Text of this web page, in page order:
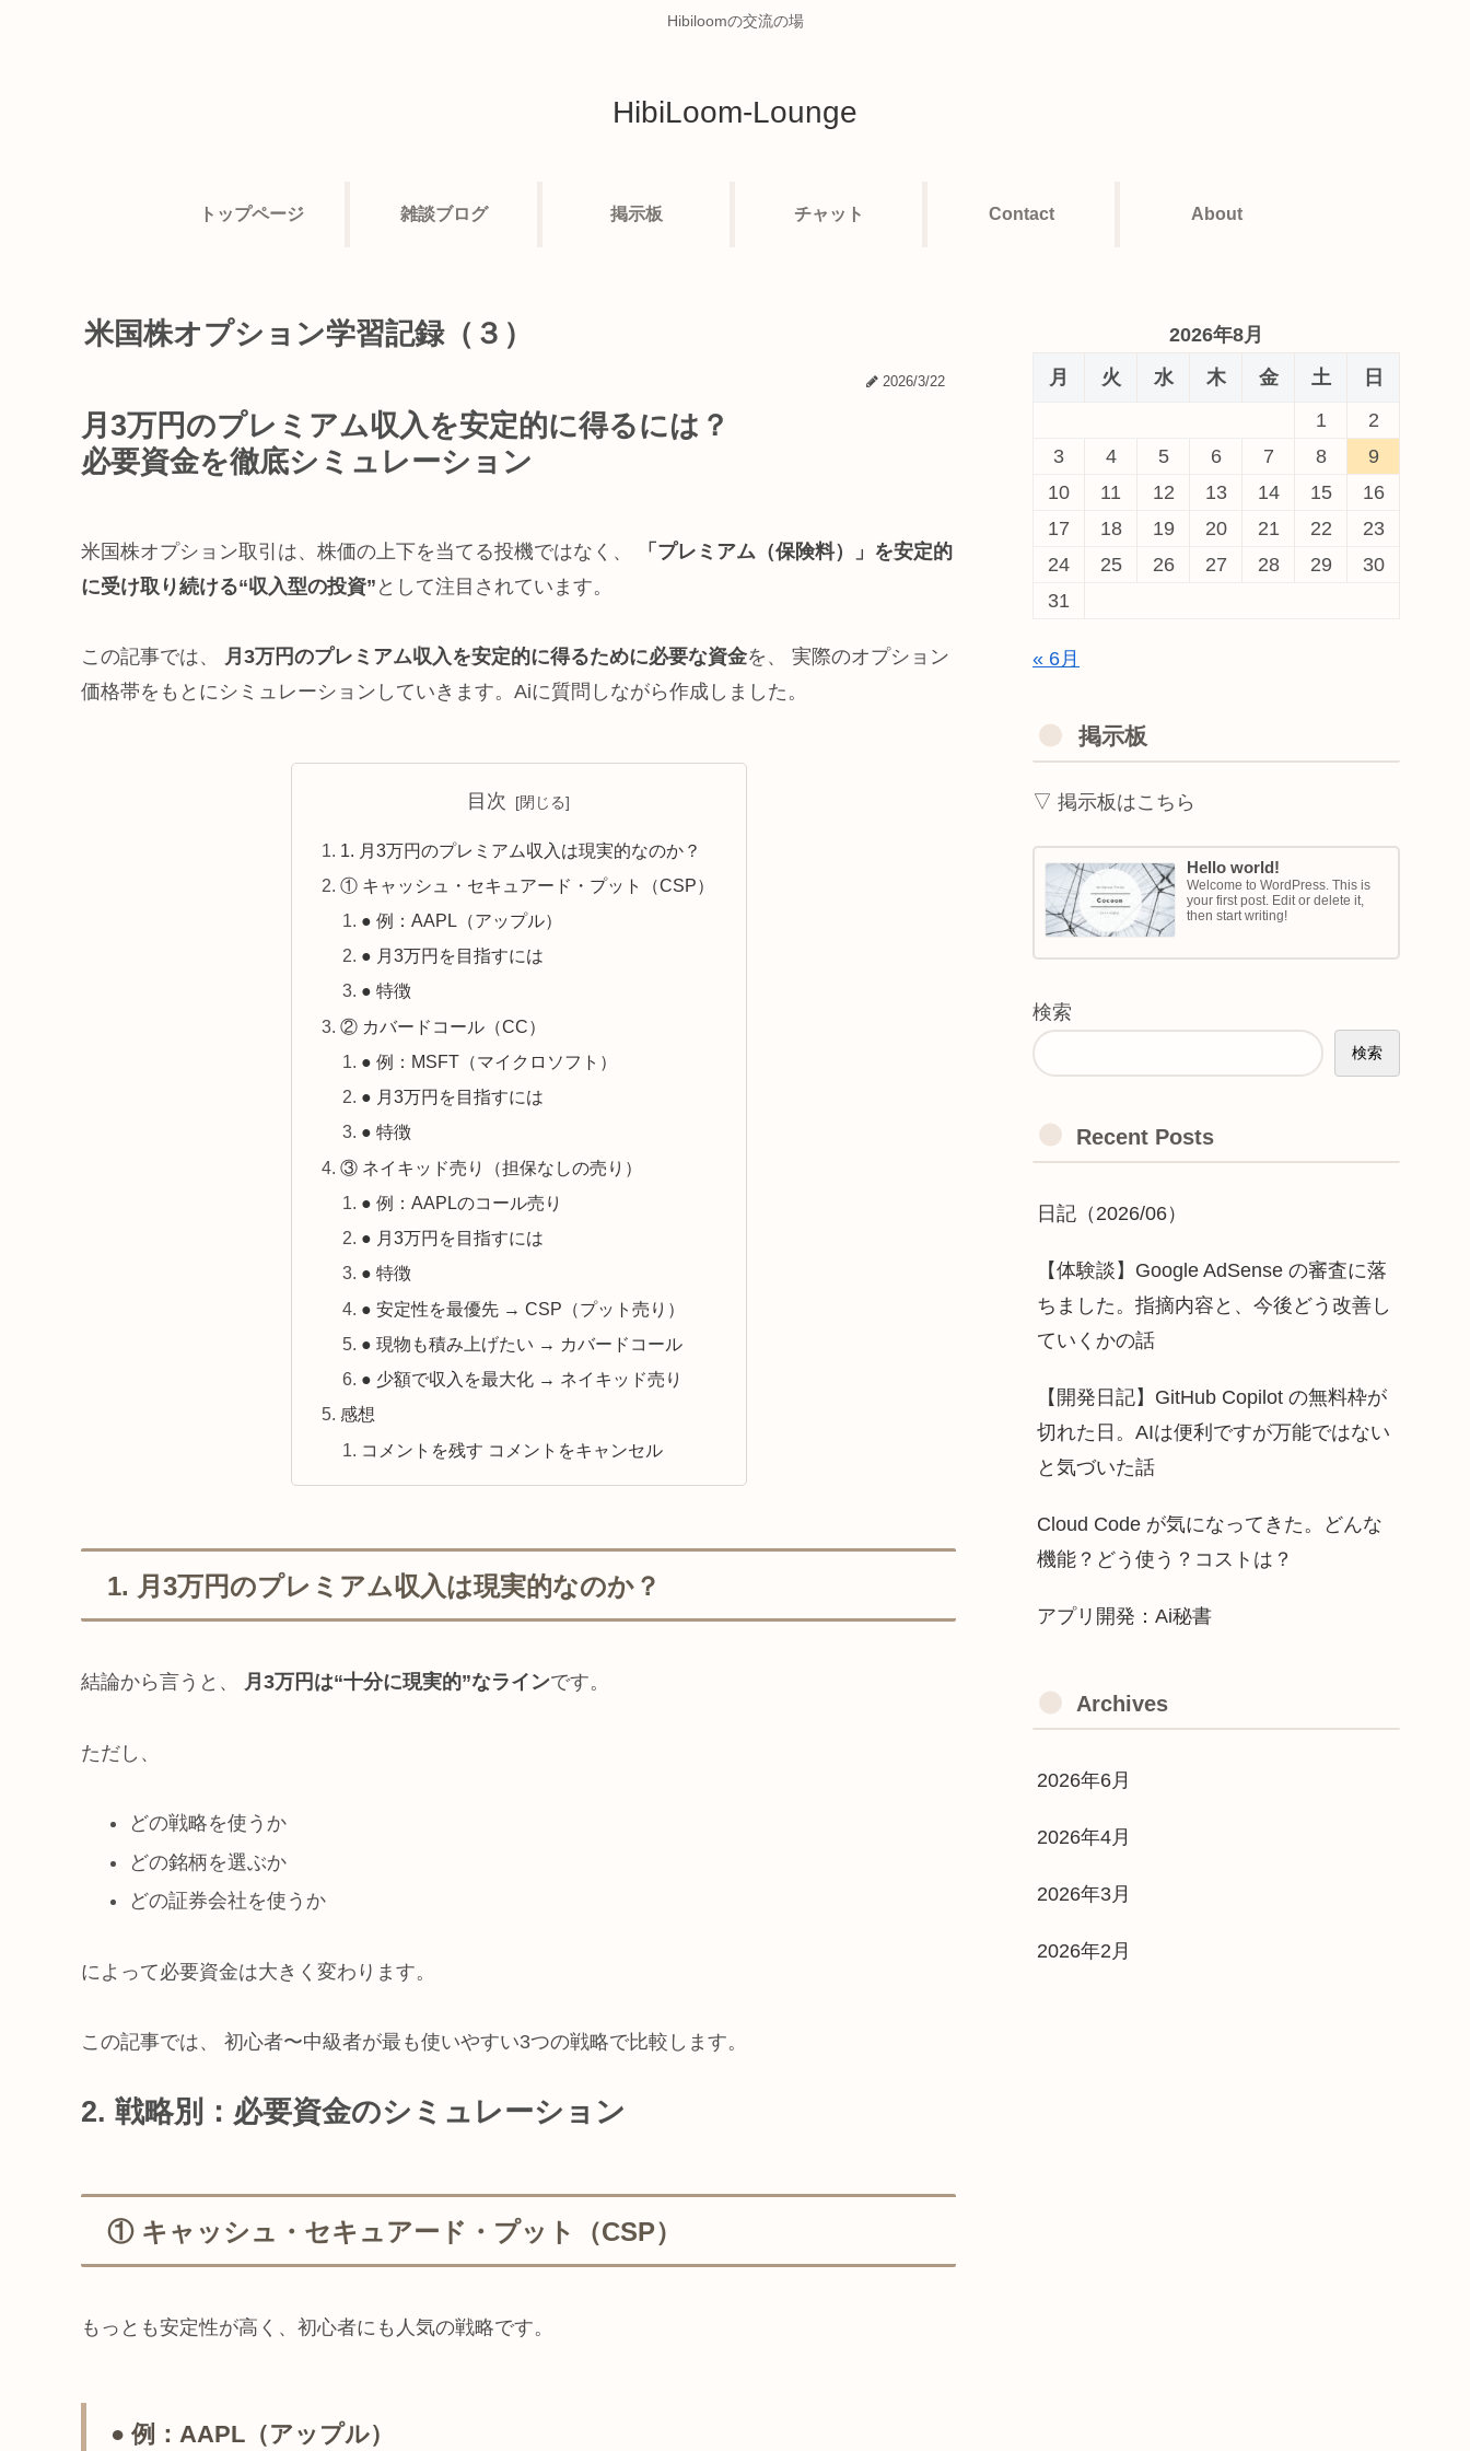
Hibiloomの交流の場
HibiLoom-Lounge
トップページ 雑談ブログ 掲示板 チャット Contact About
米国株オプション学習記録（３）
2026/3/22
月3万円のプレミアム収入を安定的に得るには？
必要資金を徹底シミュレーション
米国株オプション取引は、株価の上下を当てる投機ではなく、
「プレミアム（保険料）」を安定的
に受け取り続ける“収入型の投資” として注目されています。
この記事では、 月3万円のプレミアム収入を安定的に得るために必要な資金を、 実際のオプション
価格帯をもとにシミュレーションしていきます。Aiに質問しながら作成しました。
目次
1. 月3万円のプレミアム収入は現実的なのか？
① キャッシュ・セキュアード・プット（CSP）
● 例：AAPL（アップル）
● 月3万円を目指すには
● 特徴
② カバードコール（CC）
● 例：MSFT（マイクロソフト）
● 月3万円を目指すには
● 特徴
③ ネイキッド売り（担保なしの売り）
● 例：AAPLのコール売り
● 月3万円を目指すには
● 特徴
● 安定性を最優先 → CSP（プット売り）
● 現物も積み上げたい → カバードコール
● 少額で収入を最大化 → ネイキッド売り
感想
コメントを残す コメントをキャンセル
1. 月3万円のプレミアム収入は現実的なのか？
結論から言うと、 月3万円は“十分に現実的”なラインです。
ただし、
どの戦略を使うか
どの銘柄を選ぶか
どの証券会社を使うか
によって必要資金は大きく変わります。
この記事では、 初心者〜中級者が最も使いやすい3つの戦略で比較します。
2. 戦略別：必要資金のシミュレーション
① キャッシュ・セキュアード・プット（CSP）
もっとも安定性が高く、初心者にも人気の戦略です。
● 例：AAPL（アップル）
2026年8月
月
火 水 木 金 土
日
1
2
3
4 5 6 7 8
9
10
11 12 13 14 15
16
17
18 19 20 21 22
23
24
25 26 27 28 29
30
31
« 6月
掲示板
▽ 掲示板はこちら
Hello world!
Welcome to WordPress. This is
your first post. Edit or delete it,
then start writing!
検索
検索
Recent Posts
日記（2026/06）
【体験談】Google AdSense の審査に落
ちました。指摘内容と、今後どう改善し
ていくかの話
【開発日記】GitHub Copilot の無料枠が
切れた日。AIは便利ですが万能ではない
と気づいた話
Cloud Code が気になってきた。どんな
機能？どう使う？コストは？
アプリ開発：Ai秘書
Archives
2026年6月
2026年4月
2026年3月
2026年2月